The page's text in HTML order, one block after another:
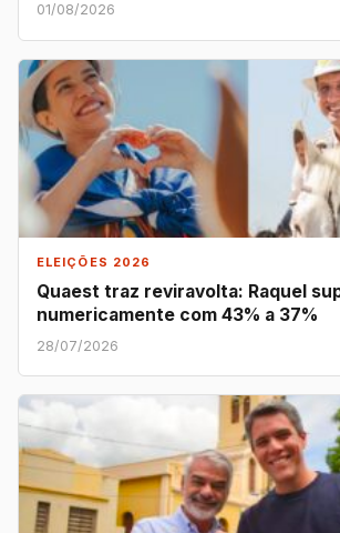
01/08/2026
ELEIÇÕES 2026
Quaest traz reviravolta: Raquel
numericamente com 43% a 37%
28/07/2026